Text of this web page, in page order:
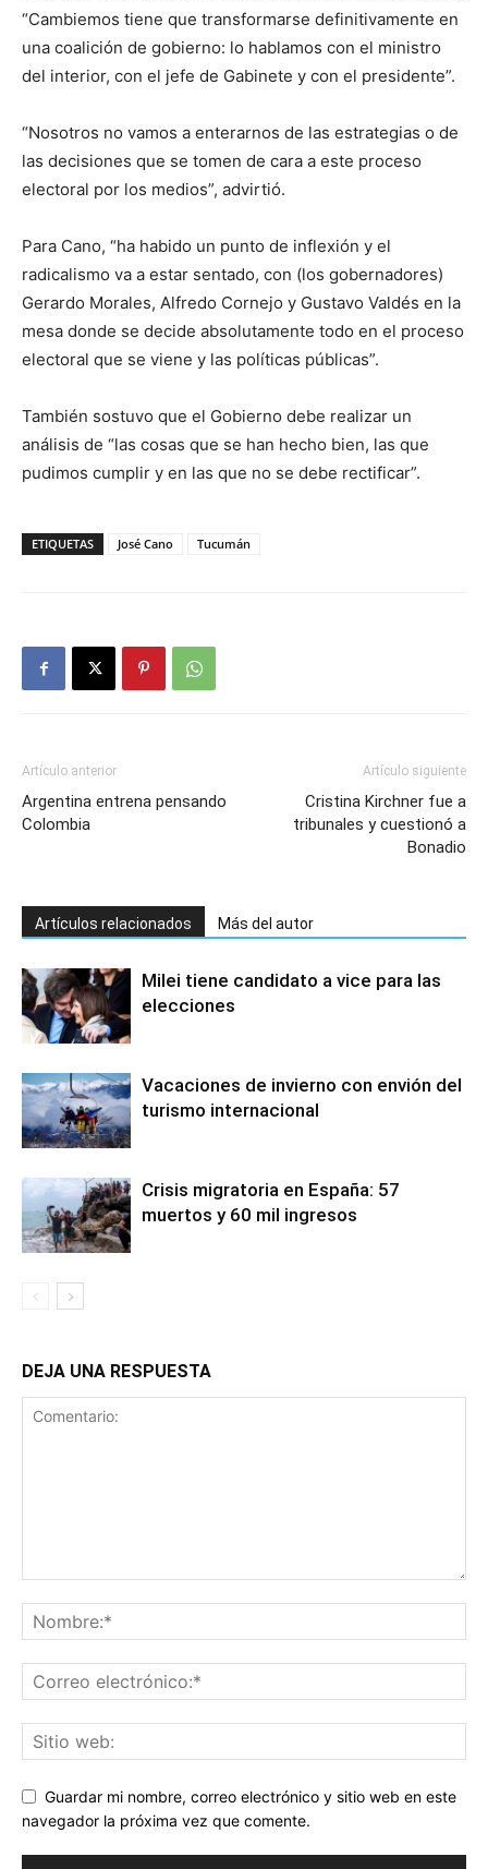
“Cambiemos tiene que transformarse definitivamente en
una coalición de gobierno: lo hablamos con el ministro
del interior, con el jefe de Gabinete y con el presidente”.
“Nosotros no vamos a enterarnos de las estrategias o de
las decisiones que se tomen de cara a este proceso
electoral por los medios”, advirtió.
Para Cano, “ha habido un punto de inflexión y el
radicalismo va a estar sentado, con (los gobernadores)
Gerardo Morales, Alfredo Cornejo y Gustavo Valdés en la
mesa donde se decide absolutamente todo en el proceso
electoral que se viene y las políticas públicas”.
También sostuvo que el Gobierno debe realizar un
análisis de “las cosas que se han hecho bien, las que
pudimos cumplir y en las que no se debe rectificar”.
ETIQUETAS José Cano Tucumán
Artículo anterior
Argentina entrena pensando
Colombia
Artículo siguiente
Cristina Kirchner fue a
tribunales y cuestionó a
Bonadio
Artículos relacionados Más del autor
Milei tiene candidato a vice para las
elecciones
Vacaciones de invierno con envión del
turismo internacional
Crisis migratoria en España: 57
muertos y 60 mil ingresos
DEJA UNA RESPUESTA
Guardar mi nombre, correo electrónico y sitio web en este
navegador la próxima vez que comente.